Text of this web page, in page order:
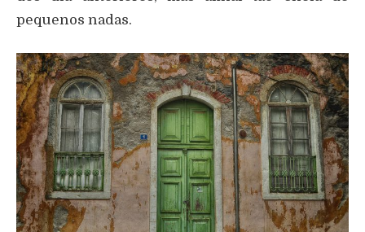
pequenos nadas.